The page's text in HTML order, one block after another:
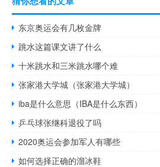
东京奥运会有几枚金牌
跳水这篇课文讲了什么
十米跳水和三米跳水哪个难
张家港大学城（张家港大学城）
iba是什么意思（IBA是什么东西）
乒乓球张继科退役了吗
2020奥运会参加军人有哪些
如何选择正确的溜冰鞋